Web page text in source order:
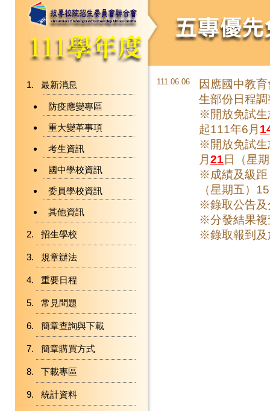
最新消息
防疫應變專區
重大變革事項
考生資訊
國中學校資訊
委員學校資訊
其他資訊
招生學校
規章辦法
重要日程
常見問題
簡章查詢與下載
簡章購買方式
下載專區
統計資料
111.06.06
因應國中教
生部份日程
※開放免試生
起111年6月
※開放免試生
月21日（星
※成績及級距
（星期五）
※錄取公告及
※分發結果複
※錄取報到及